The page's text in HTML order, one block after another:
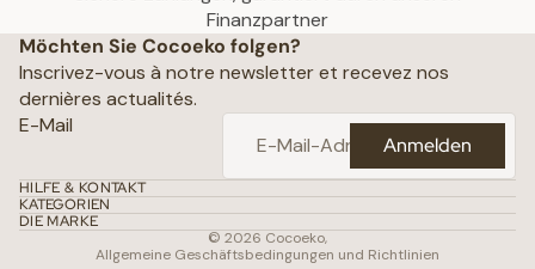
Finanzpartner
Möchten Sie Cocoeko folgen?
Inscrivez-vous à notre newsletter et recevez nos
dernières actualités.
E-Mail
Anmelden
HILFE & KONTAKT
KATEGORIEN
DIE MARKE
© 2026Cocoeko,
Allgemeine Geschäftsbedingungen und Richtlinien
Hinweise
Geschäftsbedingungen